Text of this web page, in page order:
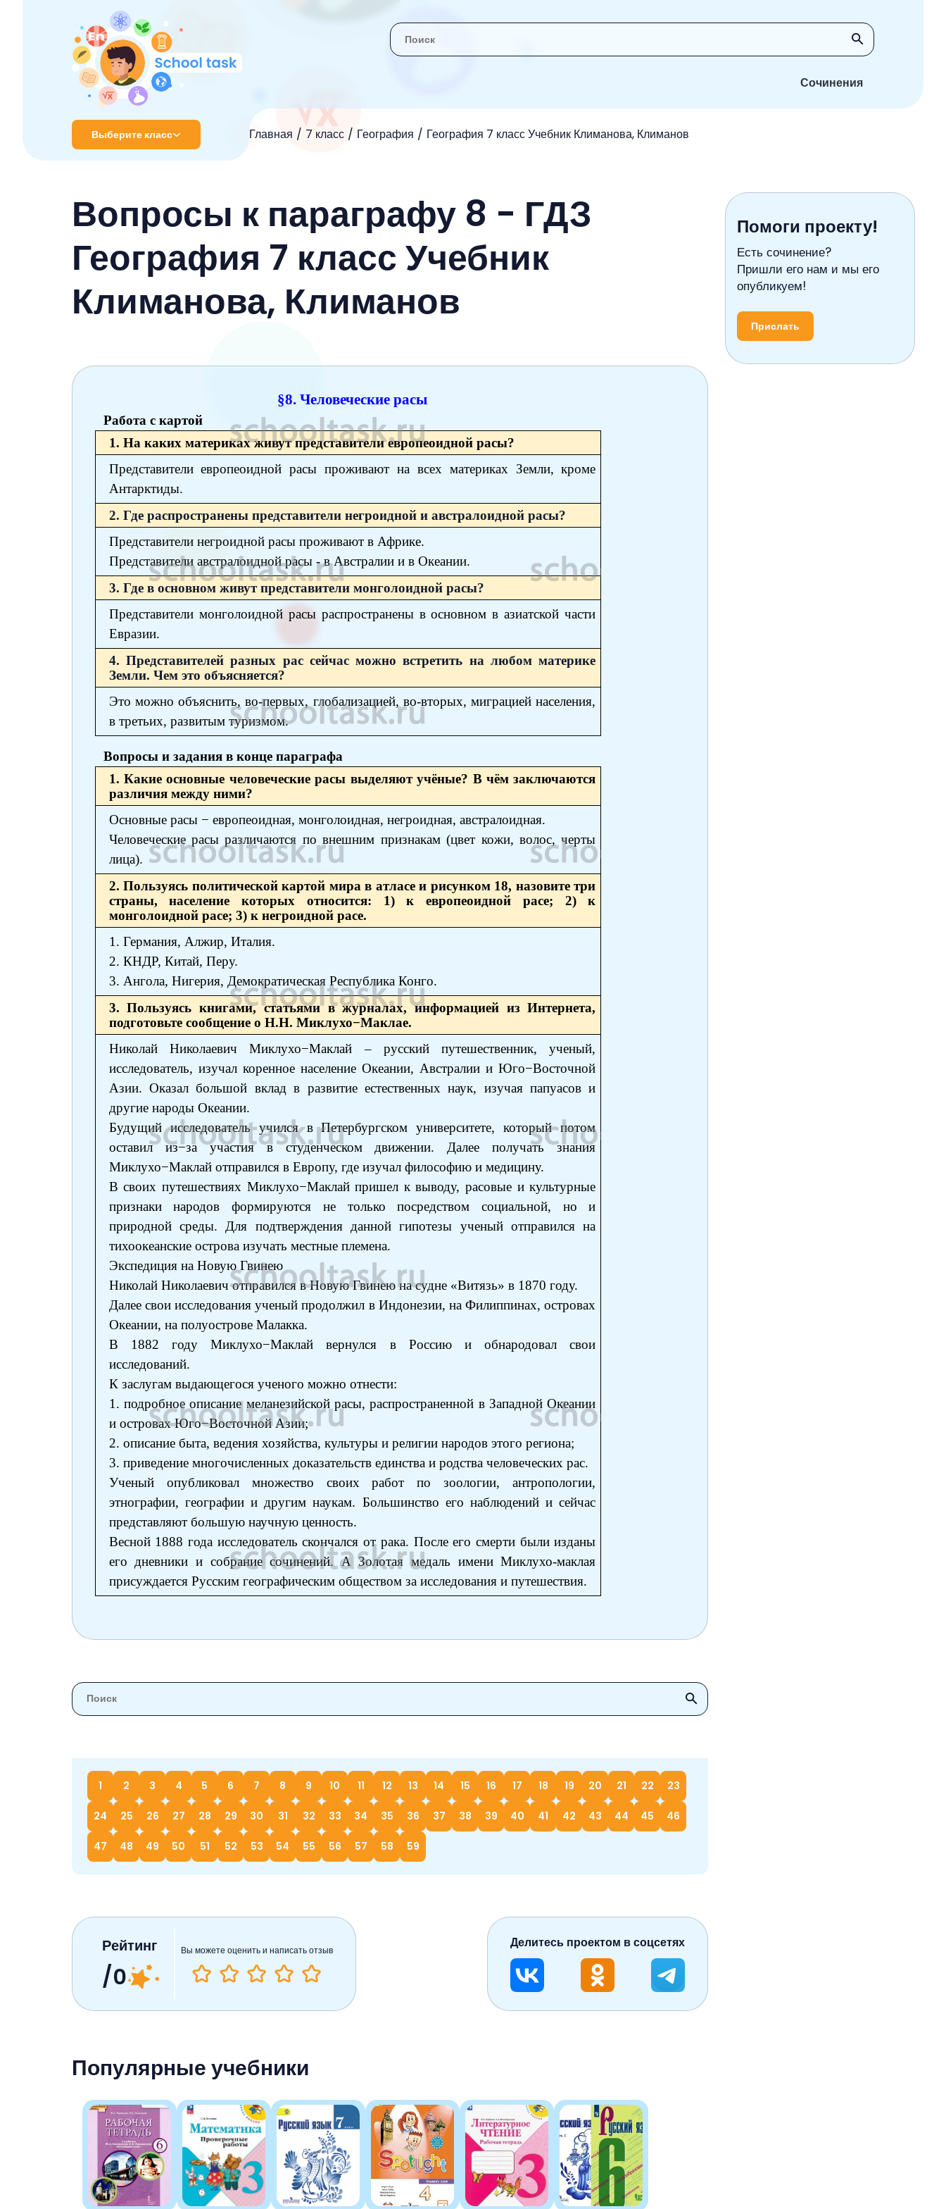
Сочинения
Выберите класс Главная 7 класс География География 7 класс Учебник Климанова, Климанов
2 класс
4 класс
5 класс
9 класс
10 класс
11 класс
Вопросы к параграфу 8 - ГДЗ
География 7 класс Учебник
Климанова, Климанов
§8. Человеческие расы
Работа с картой
1. На каких материках живут представители европеоидной расы?
Представители европеоидной расы проживают на всех материках Земли, кроме
Антарктиды.
2. Где распространены представители негроидной и австралоидной расы?
Представители негроидной расы проживают в Африке.
Представители австралоидной расы - в Австралии и в Океании.
3. Где в основном живут представители монголоидной расы?
Представители монголоидной расы распространены в основном в азиатской части
Евразии.
4. Представителей разных рас сейчас можно встретить на любом материке
Земли. Чем это объясняется?
Это можно объяснить, во-первых, глобализацией, во-вторых, миграцией населения,
в третьих, развитым туризмом.
Вопросы и задания в конце параграфа
1. Какие основные человеческие расы выделяют учёные? В чём заключаются
различия между ними?
Основные расы − европеоидная, монголоидная, негроидная, австралоидная.
Человеческие расы различаются по внешним признакам (цвет кожи, волос, черты
лица).
2. Пользуясь политической картой мира в атласе и рисунком 18, назовите три
страны, население которых относится: 1) к европеоидной расе; 2) к
монголоидной расе; 3) к негроидной расе.
1. Германия, Алжир, Италия.
2. КНДР, Китай, Перу.
3. Ангола, Нигерия, Демократическая Республика Конго.
3. Пользуясь книгами, статьями в журналах, информацией из Интернета,
подготовьте сообщение о Н.Н. Миклухо−Маклае.
Николай Николаевич Миклухо−Маклай – русский путешественник, ученый,
исследователь, изучал коренное население Океании, Австралии и Юго−Восточной
Азии. Оказал большой вклад в развитие естественных наук, изучая папуасов и
другие народы Океании.
Будущий исследователь учился в Петербургском университете, который потом
оставил из−за участия в студенческом движении. Далее получать знания
Миклухо−Маклай отправился в Европу, где изучал философию и медицину.
В своих путешествиях Миклухо−Маклай пришел к выводу, расовые и культурные
признаки народов формируются не только посредством социальной, но и
природной среды. Для подтверждения данной гипотезы ученый отправился на
тихоокеанские острова изучать местные племена.
Экспедиция на Новую Гвинею
Николай Николаевич отправился в Новую Гвинею на судне «Витязь» в 1870 году.
Далее свои исследования ученый продолжил в Индонезии, на Филиппинах, островах
Океании, на полуострове Малакка.
В 1882 году Миклухо−Маклай вернулся в Россию и обнародовал свои
исследований.
К заслугам выдающегося ученого можно отнести:
1. подробное описание меланезийской расы, распространенной в Западной Океании
и островах Юго−Восточной Азии;
2. описание быта, ведения хозяйства, культуры и религии народов этого региона;
3. приведение многочисленных доказательств единства и родства человеческих рас.
Ученый опубликовал множество своих работ по зоологии, антропологии,
этнографии, географии и другим наукам. Большинство его наблюдений и сейчас
представляют большую научную ценность.
Весной 1888 года исследователь скончался от рака. После его смерти были изданы
его дневники и собрание сочинений. А Золотая медаль имени Миклухо-маклая
присуждается Русским географическим обществом за исследования и путешествия.
1 2 3 4 5 6 7 8 9 10 11 12 13 14 15 16 17 18 19 20 21 22 23
24 25 26 27 28 29 30 31 32 33 34 35 36 37 38 39 40 41 42 43 44 45 46
47 48 49 50 51 52 53 54 55 56 57 58 59
Популярные учебники
Рейтинг
/0
Вы можете оценить и написать отзыв Делитесь проектом в соцсетях
Помоги проекту!
Есть сочинение?
Пришли его нам и мы его
опубликуем!
Прислать